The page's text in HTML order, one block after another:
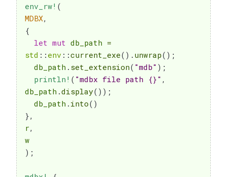
env_rw! (
MDBX,
{
let mut db_path =
std :: env ::current_exe( ) . unwrap( ) ;
  db_path
. set_extension( "mdb" ) ;
println! ( "mdbx file path {}" ,
db_path .display( ) ) ;
  db_path
. into( )
},
r,
) ;